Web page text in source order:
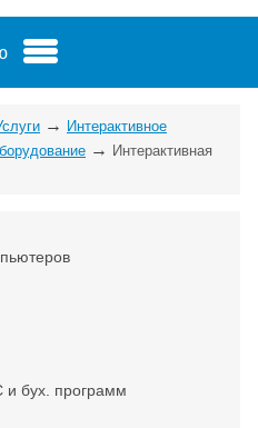
→ Интерактивное
→ Интерактивная
бух. программ